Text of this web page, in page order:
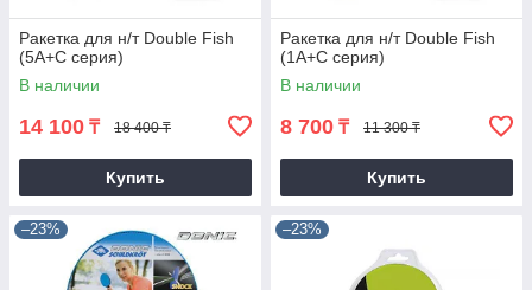
Ракетка для н/т Double Fish
(5A+C серия)
В наличии
14 100 ₸ 18 400 ₸
Купить
Ракетка для н/т Double Fish
(1A+C серия)
В наличии
8 700 ₸ 11 300 ₸
Купить
–23% –23%